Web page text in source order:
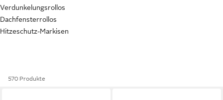
Verdunkelungsrollos
Dachfensterrollos
Hitzeschutz-Markisen
570 Produkte